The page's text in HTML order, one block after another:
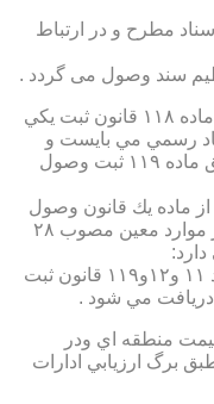
مطرح و در ارتباط
سند وصول می گردد .
بخش اول – حق الثبت املاک:با عنايت به ماده ۱۱۸ قانون ثبت يكي
رسمي مي بايست و
صول گردد حق الثبت املاك است كه طبق ماده ۱۱۹ ثبت وصول
س از ماده يك قانون وصول
برخي از درآمدهاي دولت و مصرف آن در موارد معين مصوب ۲۸
براي ثبت ملك دردفتر املاك موضوع مواد ۱۱ و۱۲و۱۱۹ قانون ثبت
دريافت مي شود .
منطقه اي ودر
برگ ارزيابي ادارات